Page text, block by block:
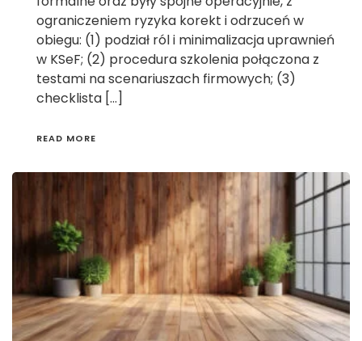
ograniczeniem ryzyka korekt i odrzuceń w
obiegu: (1) podział ról i minimalizacja uprawnień
w KSeF; (2) procedura szkolenia połączona z
testami na scenariuszach firmowych; (3)
checklista […]
READ MORE